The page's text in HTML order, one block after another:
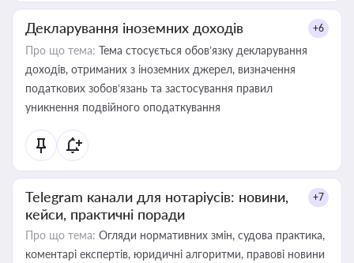
Декларування іноземних доходів +6
Про що тема: Тема стосується обов’язку декларування
доходів, отриманих з іноземних джерел, визначення
податкових зобов’язань та застосування правил
уникнення подвійного оподаткування
Telegram канали для нотаріусів: новини,
кейси, практичні поради
+7
Про що тема: Огляди нормативних змін, судова практика,
коментарі експертів, юридичні алгоритми, правові новини